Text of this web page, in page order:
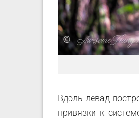
Вдоль левад
привязки к